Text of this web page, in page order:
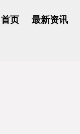
首页 最新资讯